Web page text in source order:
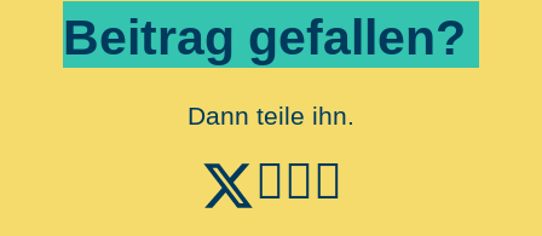
Beitrag gefallen?
Dann teile ihn.